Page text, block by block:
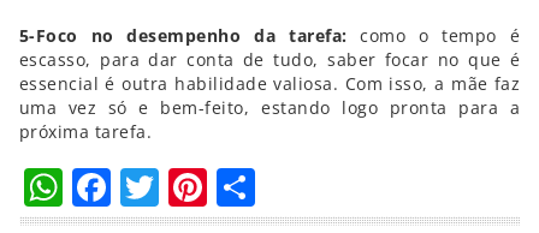
5-Foco no desempenho da tarefa: como o tempo é
escasso, para dar conta de tudo, saber focar no que é
essencial é outra habilidade valiosa. Com isso, a mãe faz
uma vez só e bem-feito, estando logo pronta para a
próxima tarefa.
WhatsApp
Facebook
TwitterPinterest
Compartilhar